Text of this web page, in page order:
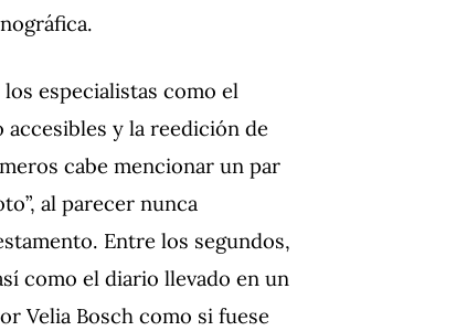
especialistas como el
y la reedición de
cabe mencionar un par
al parecer nunca
Entre los segundos,
como el diario llevado en un
Velia Bosch como si fuese